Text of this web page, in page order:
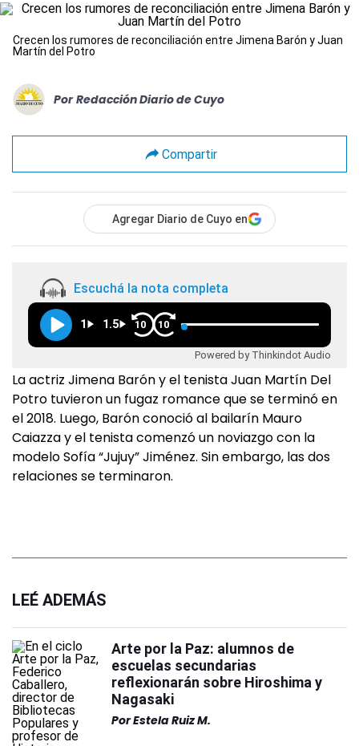
Crecen los rumores de reconciliación entre Jimena Barón y Juan
Martín del Potro
Por Redacción Diario de Cuyo
Compartir
Agregar Diario de Cuyo en
Escuchá la nota completa
1 1.5 10 10
Powered by Thinkindot Audio
La actriz Jimena Barón y el tenista Juan Martín Del
Potro tuvieron un fugaz romance que se terminó en
el 2018. Luego, Barón conoció al bailarín Mauro
Caiazza y el tenista comenzó un noviazgo con la
modelo Sofía “Jujuy” Jiménez. Sin embargo, las dos
relaciones se terminaron.
LEÉ ADEMÁS
Arte por la Paz: alumnos de
escuelas secundarias
reflexionarán sobre Hiroshima y
Nagasaki
PorEstela Ruiz M.